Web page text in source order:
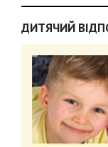
ДИТЯЧИЙ